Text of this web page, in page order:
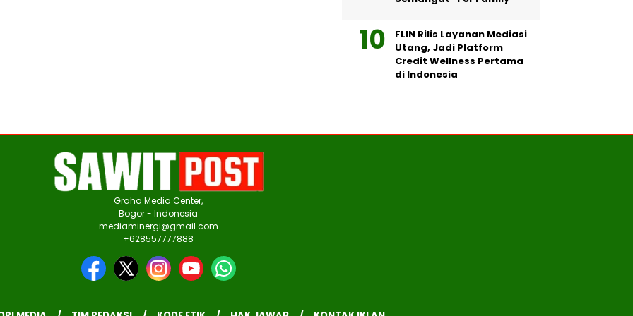
FLIN Rilis Layanan Mediasi
Utang, Jadi Platform
Credit Wellness Pertama
di Indonesia
Graha Media Center,
Bogor - Indonesia
mediaminergi@gmail.com
+628557777888